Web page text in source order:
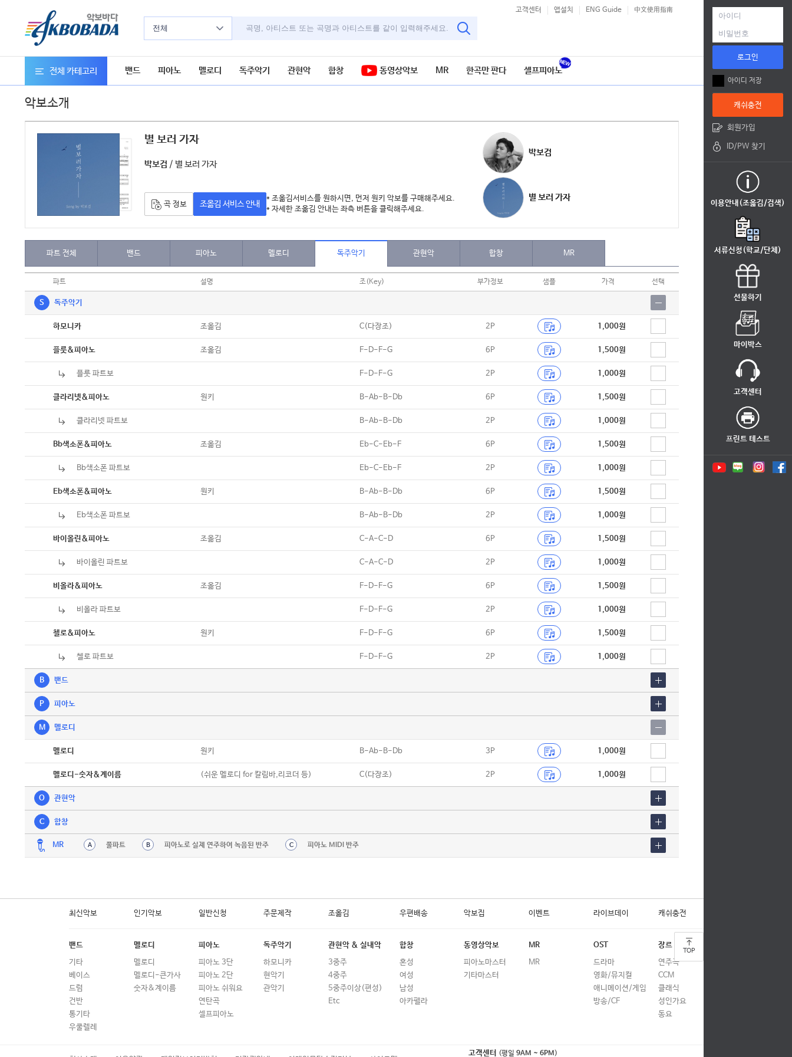
전체
고객센터 앱설치 ENG Guide 中文使用指南
전체 카테고리 밴드 피아노 멜로디 독주악기 관현악 합창 동영상악보 MR 한곡만 판다 셀프피아노
악보소개
별 보러 가자
박보검 / 별 보러 가자
곡 정보 조옮김 서비스 안내
* 조옮김서비스를 원하시면, 먼저 원키 악보를 구매해주세요.
* 자세한 조옮김 안내는 좌측 버튼을 클릭해주세요.
박보검
별 보러 가자
파트 전체 밴드 피아노 멜로디 독주악기 관현악 합창 MR
파트 설명 조(Key) 부가정보 샘플 가격 선택
S 독주악기
하모니카 조옮김 C(다장조) 2P 1,000원
플룻&피아노 조옮김 F-D-F-G 6P 1,500원
플룻 파트보 F-D-F-G 2P 1,000원
클라리넷&피아노 원키 B-Ab-B-Db 6P 1,500원
클라리넷 파트보 B-Ab-B-Db 2P 1,000원
Bb색소폰&피아노 조옮김 Eb-C-Eb-F 6P 1,500원
Bb색소폰 파트보 Eb-C-Eb-F 2P 1,000원
Eb색소폰&피아노 원키 B-Ab-B-Db 6P 1,500원
Eb색소폰 파트보 B-Ab-B-Db 2P 1,000원
바이올린&피아노 조옮김 C-A-C-D 6P 1,500원
바이올린 파트보 C-A-C-D 2P 1,000원
비올라&피아노 조옮김 F-D-F-G 6P 1,500원
비올라 파트보 F-D-F-G 2P 1,000원
첼로&피아노 원키 F-D-F-G 6P 1,500원
첼로 파트보 F-D-F-G 2P 1,000원
B 밴드
P 피아노
M 멜로디
멜로디 원키 B-Ab-B-Db 3P 1,000원
멜로디-숫자&계이름 (쉬운 멜로디 for 칼림바,리코더 등) C(다장조) 2P 1,000원
O 관현악
C 합창
MR A 풀파트 B 피아노로 실제 연주하여 녹음된 반주 C 피아노 MIDI 반주
최신악보 인기악보 일반신청 주문제작 조옮김 우편배송 악보집 이벤트 라이브데이 캐쉬충전
밴드
기타
베이스
드럼
건반
통기타
우쿨렐레
멜로디
멜로디
멜로디-큰가사
숫자&계이름
피아노
피아노 3단
피아노 2단
피아노 쉬워요
연탄곡
셀프피아노
독주악기
하모니카
현악기
관악기
관현악 & 실내악
3중주
4중주
5중주이상(편성)
Etc
합창
혼성
여성
남성
아카펠라
동영상악보
피아노마스터
기타마스터
MR
MR
OST
드라마
영화/뮤지컬
애니메이션/게임
방송/CF
장르
연주곡
CCM
클래식
성인가요
동요
고객센터 (평일 9AM ~ 6PM)
로그인
아이디 저장
캐쉬충전
회원가입
ID/PW 찾기
이용안내(조옮김/검색)
서류신청(학교/단체)
선물하기
마이박스
고객센터
프린트 테스트
TOP